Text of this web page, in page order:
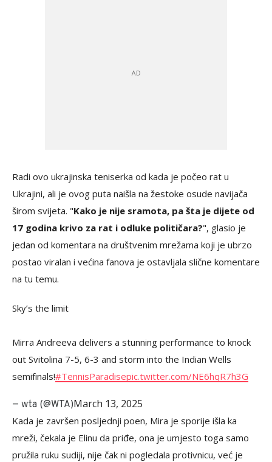
Radi ovo ukrajinska teniserka od kada je počeo rat u
Ukrajini, ali je ovog puta naišla na žestoke osude navijača
širom svijeta. "Kako je nije sramota, pa šta je dijete od
17 godina krivo za rat i odluke političara?", glasio je
jedan od komentara na društvenim mrežama koji je ubrzo
postao viralan i većina fanova je ostavljala slične komentare
na tu temu.
Sky’s the limit
Mirra Andreeva delivers a stunning performance to knock
out Svitolina 7-5, 6-3 and storm into the Indian Wells
semifinals!#TennisParadisepic.twitter.com/NE6hqR7h3G
— wta (@WTA)March 13, 2025
Kada je završen posljednji poen, Mira je sporije išla ka
mreži, čekala je Elinu da priđe, ona je umjesto toga samo
pružila ruku sudiji, nije čak ni pogledala protivnicu, već je